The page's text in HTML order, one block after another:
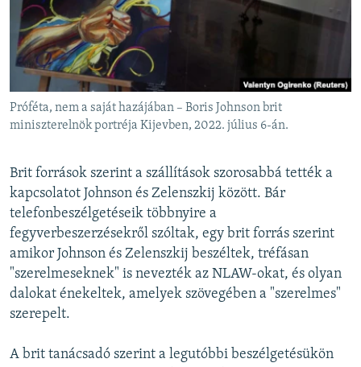
Próféta, nem a saját hazájában – Boris Johnson brit
miniszterelnök portréja Kijevben, 2022. július 6-án.
Brit források szerint a szállítások szorosabbá tették a
kapcsolatot Johnson és Zelenszkij között. Bár
telefonbeszélgetéseik többnyire a
fegyverbeszerzésekről szóltak, egy brit forrás szerint
amikor Johnson és Zelenszkij beszéltek, tréfásan
"szerelmeseknek" is nevezték az NLAW-okat, és olyan
dalokat énekeltek, amelyek szövegében a "szerelmes"
szerepelt.
A brit tanácsadó szerint a legutóbbi beszélgetésükön